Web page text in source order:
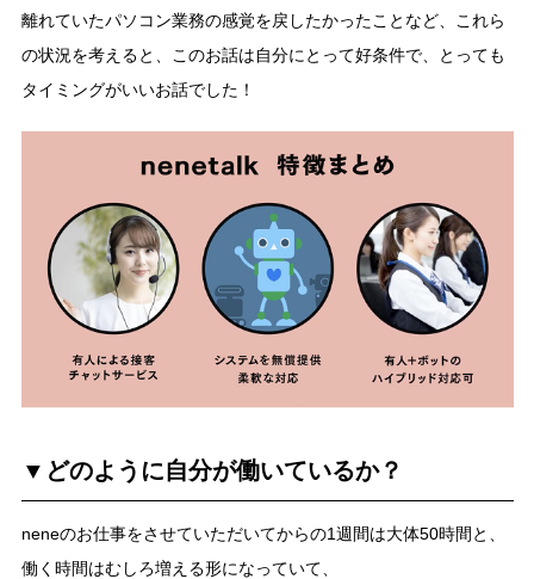
離れていたパソコン業務の感覚を戻したかったことなど、これら
の状況を考えると、このお話は自分にとって好条件で、とっても
タイミングがいいお話でした！
▼どのように自分が働いているか？
neneのお仕事をさせていただいてからの1週間は大体50時間と、
働く時間はむしろ増える形になっていて、